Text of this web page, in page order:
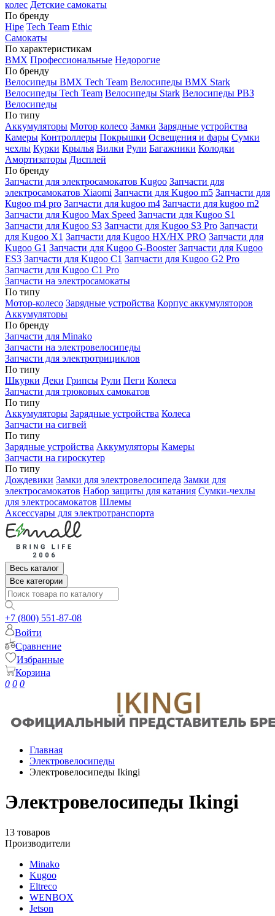
колес Детские самокаты
По бренду
Hipe Tech Team Ethic
Самокаты
По характеристикам
BMX Профессиональные Недорогие
По бренду
Велосипеды BMX Tech Team Велосипеды BMX Stark
Велосипеды Tech Team Велосипеды Stark Велосипеды РВЗ
Велосипеды
По типу
Аккумуляторы Мотор колесо Замки Зарядные устройства
Камеры Контроллеры Покрышки Освещения и фары Сумки
чехлы Курки Крылья Вилки Рули Багажники Колодки
Амортизаторы Дисплей
По бренду
Запчасти для электросамокатов Kugoo Запчасти для
электросамокатов Xiaomi Запчасти для Kugoo m5 Запчасти для
Кugoo m4 pro Запчасти для kugoo m4 Запчасти для kugoo m2
Запчасти для Kugoo Max Speed Запчасти для Kugoo S1
Запчасти для Kugoo S3 Запчасти для Kugoo S3 Pro Запчасти
для Kugoo X1 Запчасти для Kugoo HX/HX PRO Запчасти для
Kugoo G1 Запчасти для Kugoo G-Booster Запчасти для Kugoo
ES3 Запчасти для Kugoo C1 Запчасти для Kugoo G2 Pro
Запчасти для Kugoo C1 Pro
Запчасти на электросамокаты
По типу
Мотор-колесо Зарядные устройства Корпус аккумуляторов
Аккумуляторы
По бренду
Запчасти для Minako
Запчасти на электровелосипеды
Запчасти для электротрициклов
По типу
Шкурки Деки Грипсы Рули Пеги Колеса
Запчасти для трюковых самокатов
По типу
Аккумуляторы Зарядные устройства Колеса
Запчасти на сигвей
По типу
Зарядные устройства Аккумуляторы Камеры
Запчасти на гироскутер
По типу
Дождевики Замки для электровелосипеда Замки для
электросамокатов Набор защиты для катания Сумки-чехлы
для электросамокатов Шлемы
Аксессуары для электротранспорта
Весь каталог
Все категории
+7 (800) 551-87-08
Войти
Сравнение
Избранные
Корзина
0 0 0
Главная
Электровелосипеды
Электровелосипеды Ikingi
Электровелосипеды Ikingi
13 товаров
Производители
Minako
Kugoo
Eltreco
WENBOX
Jetson